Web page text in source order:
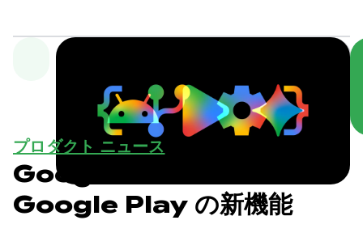
プロダクト ニュース
Google I/O 2026:
Google Play の新機能